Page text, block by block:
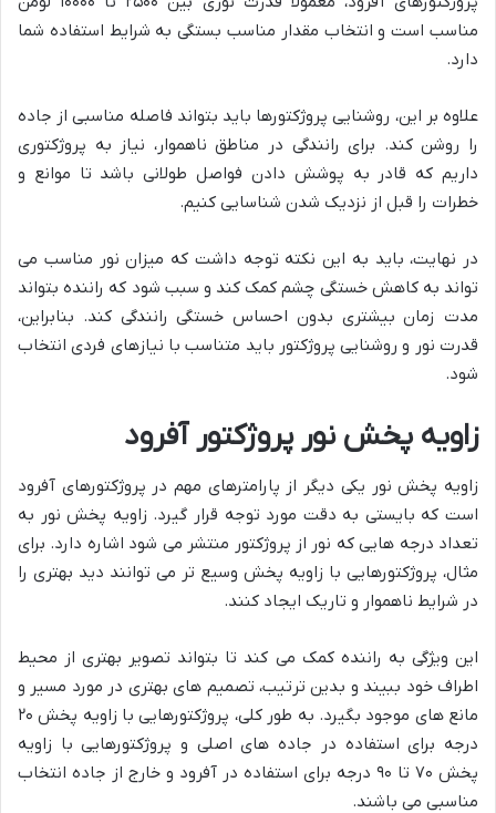
مناسب است و انتخاب مقدار مناسب بستگی به شرایط استفاده شما
دارد.
علاوه بر این، روشنایی پروژکتورها باید بتواند فاصله مناسبی از جاده
را روشن کند. برای رانندگی در مناطق ناهموار، نیاز به پروژکتوری
داریم که قادر به پوشش دادن فواصل طولانی باشد تا موانع و
خطرات را قبل از نزدیک شدن شناسایی کنیم.
در نهایت، باید به این نکته توجه داشت که میزان نور مناسب می
تواند به کاهش خستگی چشم کمک کند و سبب شود که راننده بتواند
مدت زمان بیشتری بدون احساس خستگی رانندگی کند. بنابراین،
قدرت نور و روشنایی پروژکتور باید متناسب با نیازهای فردی انتخاب
شود.
زاویه پخش نور پروژکتور آفرود
زاویه پخش نور یکی دیگر از پارامترهای مهم در پروژکتورهای آفرود
است که بایستی به دقت مورد توجه قرار گیرد. زاویه پخش نور به
تعداد درجه هایی که نور از پروژکتور منتشر می شود اشاره دارد. برای
مثال، پروژکتورهایی با زاویه پخش وسیع تر می توانند دید بهتری را
در شرایط ناهموار و تاریک ایجاد کنند.
این ویژگی به راننده کمک می کند تا بتواند تصویر بهتری از محیط
اطراف خود ببیند و بدین ترتیب، تصمیم های بهتری در مورد مسیر و
مانع های موجود بگیرد. به طور کلی، پروژکتورهایی با زاویه پخش ۲۰
درجه برای استفاده در جاده های اصلی و پروژکتورهایی با زاویه
پخش ۷۰ تا ۹۰ درجه برای استفاده در آفرود و خارج از جاده انتخاب
مناسبی می باشند.